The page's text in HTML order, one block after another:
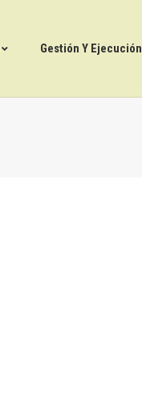
Gestión Y Ejecución